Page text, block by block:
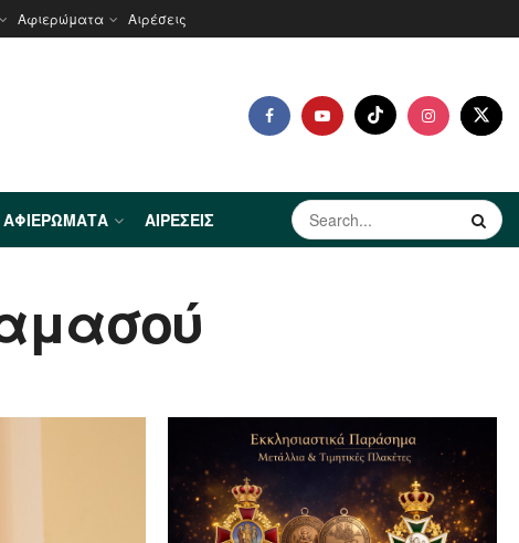
Αφιερώματα Αιρέσεις
ΑΦΙΕΡΏΜΑΤΑ ΑΙΡΈΣΕΙΣ